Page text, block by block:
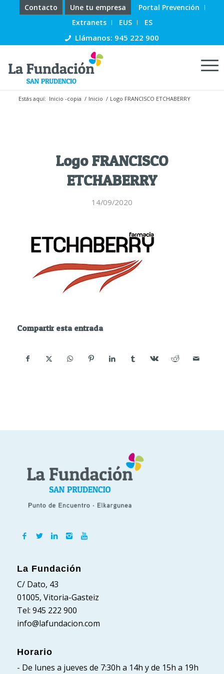
Contacto Une tu empresa
Portal Prevención
Extranets
EUS ES
Llámanos: 945 222 900
Estás aquí: Inicio -copia / Inicio / Logo FRANCISCO ETCHABERRY
Logo FRANCISCO
ETCHABERRY
14/09/2020
Compartir esta entrada
La Fundación
C/ Dato, 43
01005, Vitoria-Gasteiz
Tel: 945 222 900
info@lafundacion.com
Horario
- De lunes a jueves de 7:30h a 14h y de 15h a 19h